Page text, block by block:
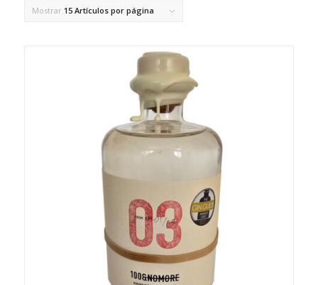
Mostrar 15 Artículos por página